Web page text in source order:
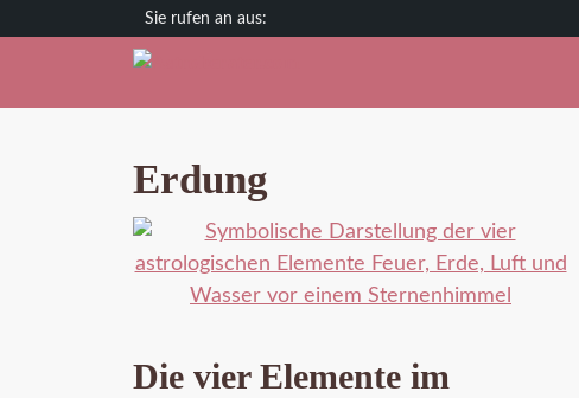
Deutschland
Österreich
Schweiz
Erdung
Die vier Elemente im